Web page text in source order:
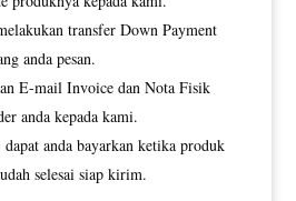
transfer Down Payment
anda pesan.
E-mail Invoice dan Nota Fisik
anda kepada kami.
anda bayarkan ketika produk
selesai siap kirim.